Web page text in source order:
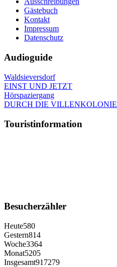
Gästebuch
Kontakt
Impressum
Datenschutz
Audioguide
Waldsieversdorf
EINST UND JETZT
Hörspaziergang
DURCH DIE VILLENKOLONIE
Touristinformation
Besucherzähler
Heute580
Gestern814
Woche3364
Monat5205
Insgesamt917279